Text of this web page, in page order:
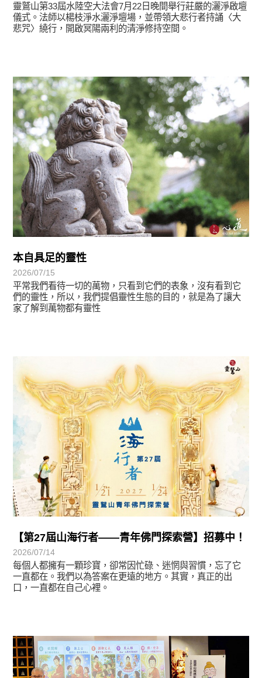
靈鷲山第33屆水陸空大法會7月22日晚間舉行莊嚴的灑淨啟壇
儀式。法師以楊枝淨水灑淨壇場，並帶領大悲行者持誦〈大
悲咒〉繞行，開啟冥陽兩利的清淨修持空間。
本自具足的靈性
2026/07/15
平常我們看待一切的萬物，只看到它們的表象，沒有看到它
們的靈性，所以，我們提倡靈性生態的目的，就是為了讓大
家了解到萬物都有靈性
學習分享
【第27屆山海行者——青年佛門探索營】招募中！
2026/07/14
每個人都擁有一顆珍寶，卻常因忙碌、迷惘與習慣，忘了它
一直都在。我們以為答案在更遠的地方。其實，真正的出
口，一直都在自己心裡。
最新消息